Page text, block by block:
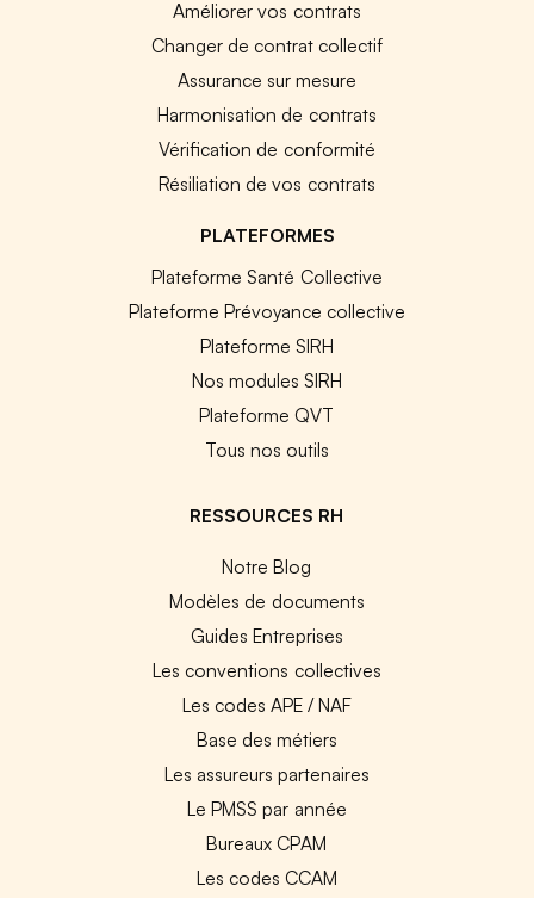
Améliorer vos contrats
Changer de contrat collectif
Assurance sur mesure
Harmonisation de contrats
Vérification de conformité
Résiliation de vos contrats
PLATEFORMES
Plateforme Santé Collective
Plateforme Prévoyance collective
Plateforme SIRH
Nos modules SIRH
Plateforme QVT
Tous nos outils
RESSOURCES RH
Notre Blog
Modèles de documents
Guides Entreprises
Les conventions collectives
Les codes APE / NAF
Base des métiers
Les assureurs partenaires
Le PMSS par année
Bureaux CPAM
Les codes CCAM